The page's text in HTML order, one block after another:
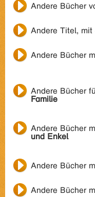
Andere Bücher
Andere Titel,
Andere Bücher
Andere Bücher
Familie
Andere Bücher
und Enkel
Andere Bücher
Andere Bücher